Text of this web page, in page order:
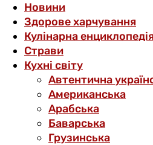
Новини
Здорове харчування
Кулінарна
Страви
Кухні світу
Автентична
Американська
Арабська
Баварська
Грузинська